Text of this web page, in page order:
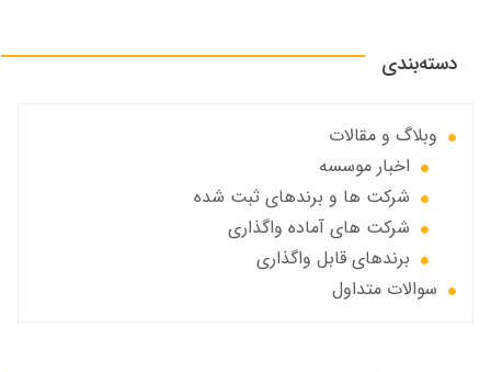
دسته‌بندی
وبلاگ و مقالات
اخبار موسسه
شرکت ها و برندهای ثبت شده
شرکت های آماده واگذاری
برندهای قابل واگذاری
سوالات متداول